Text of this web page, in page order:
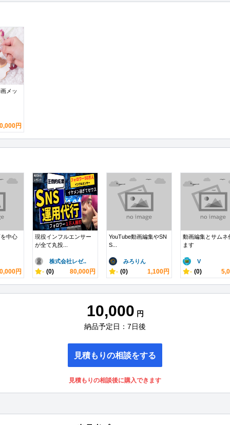
メッ
円
中心
円
現役インフルエンサー
が全て丸投...
株式会社レゼ..
- (0) 80,000円
YouTube動画編集やSN
S...
みろりん
- (0) 1,100円
動画編集とサムネ
ます
V
- (0)
10,000 円
納品予定日：7日後
見積もりの相談をする
見積もりの相談後に購入できます